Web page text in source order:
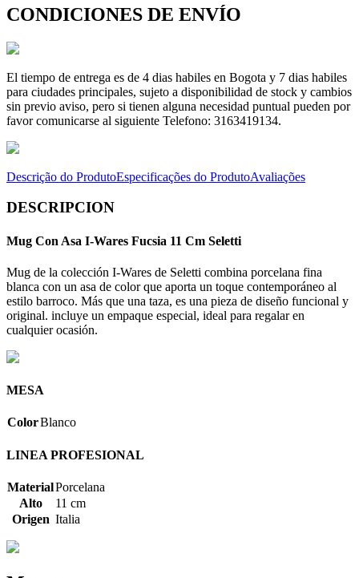
CONDICIONES DE ENVÍO
El tiempo de entrega es de 4 dias habiles en Bogota y 7 dias habiles
para ciudades principales, sujeto a disponibilidad de stock y cambios
sin previo aviso, pero si tienen alguna necesidad puntual pueden por
favor comunicarse al siguiente Telefono: 3163419134.
Descrição do ProdutoEspecificações do ProdutoAvaliações
DESCRIPCION
Mug Con Asa I-Wares Fucsia 11 Cm Seletti
Mug de la colección I-Wares de Seletti combina porcelana fina
blanca con un asa de color que aporta un toque contemporáneo al
estilo barroco. Más que una taza, es una pieza de diseño funcional y
original. incluye un empaque especial, ideal para regalar en
cualquier ocasión.
MESA
ColorBlanco
LINEA PROFESIONAL
MaterialPorcelana
Alto
11 cm
Origen Italia